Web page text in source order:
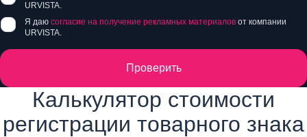
URVISTA.
Я даю согласие на получение рекламных материалов от компании
URVISTA.
Проверить
Калькулятор стоимости
регистрации товарного знака